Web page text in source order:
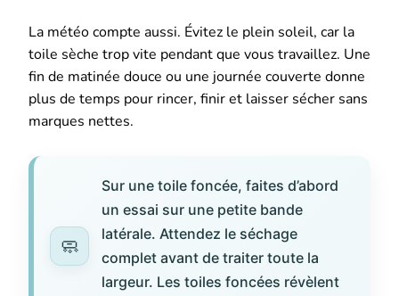
La météo compte aussi. Évitez le plein soleil, car la
toile sèche trop vite pendant que vous travaillez. Une
fin de matinée douce ou une journée couverte donne
plus de temps pour rincer, finir et laisser sécher sans
marques nettes.
Sur une toile foncée, faites d’abord
un essai sur une petite bande
latérale. Attendez le séchage
complet avant de traiter toute la
largeur. Les toiles foncées révèlent